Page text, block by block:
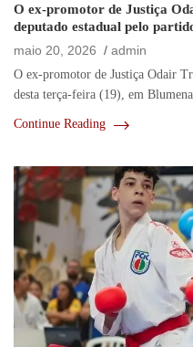
O ex-promotor de Justiça
deputado estadual pelo
maio 20, 2026
admin
O ex-promotor de Justiça Odair
desta terça-feira (19), em
Continue Reading